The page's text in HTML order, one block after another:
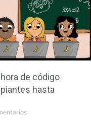
de código
hasta